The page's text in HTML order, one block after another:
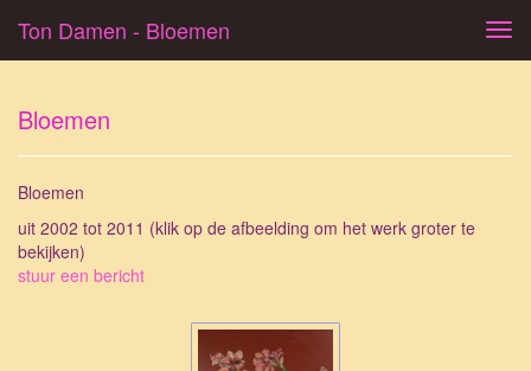
Ton Damen - Bloemen
Bloemen
Bloemen
uit 2002 tot 2011 (klik op de afbeelding om het werk groter te
bekijken)
stuur een bericht